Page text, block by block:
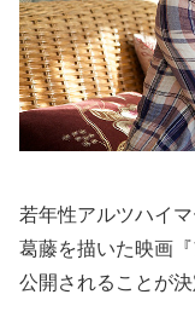
若年性アルツハイ
葛藤を描いた映画
公開されることが決